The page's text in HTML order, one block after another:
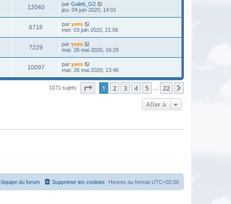
12040 par Galeb_G2
jeu. 04 juin 2020, 14:01
6718 par yves
mer. 03 juin 2020, 21:56
7229 par yves
mar. 26 mai 2020, 16:29
10097 par yves
mar. 26 mai 2020, 13:46
1071 sujets Page sur22
1 2 3 4 5 22
Aller à
Heures au format UTC+02:00
Supprimer les cookies
L’équipe du forum